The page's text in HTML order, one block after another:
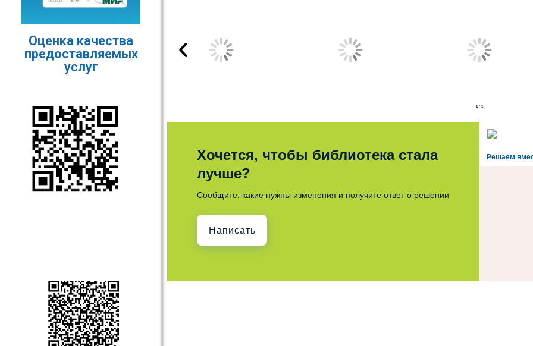
Оценка качества
предоставляемых
услуг
1/ 1
Решаем
Хочется, чтобы библиотека стала
лучше?
Сообщите, какие нужны изменения и получите ответ о решении
Написать